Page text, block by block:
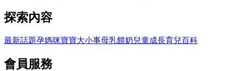
探索內容
最新話題孕媽咪寶寶大小事母乳餵奶兒童成長育兒百科
會員服務